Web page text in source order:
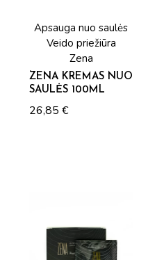
Apsauga nuo saulės
Veido priežiūra
Zena
ZENA KREMAS NUO
SAULĖS 100ML
26,85 €